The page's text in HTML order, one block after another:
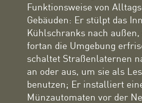
Funktionsweise von
Gebäuden: Er stülpt das
Kühlschranks nach außen,
fortan die Umgebung
schaltet Straßenlaternen
an oder aus, um sie als
benutzen; Er installiert
Münzautomaten vor der